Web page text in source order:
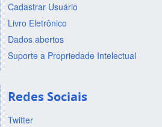
Cadastrar Usuário
Livro Eletrônico
Dados abertos
Suporte a Propriedade Intelectual
Redes Sociais
Twitter